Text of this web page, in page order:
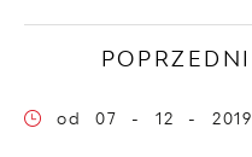
POPRZEDNI
od 07 - 12 - 2019